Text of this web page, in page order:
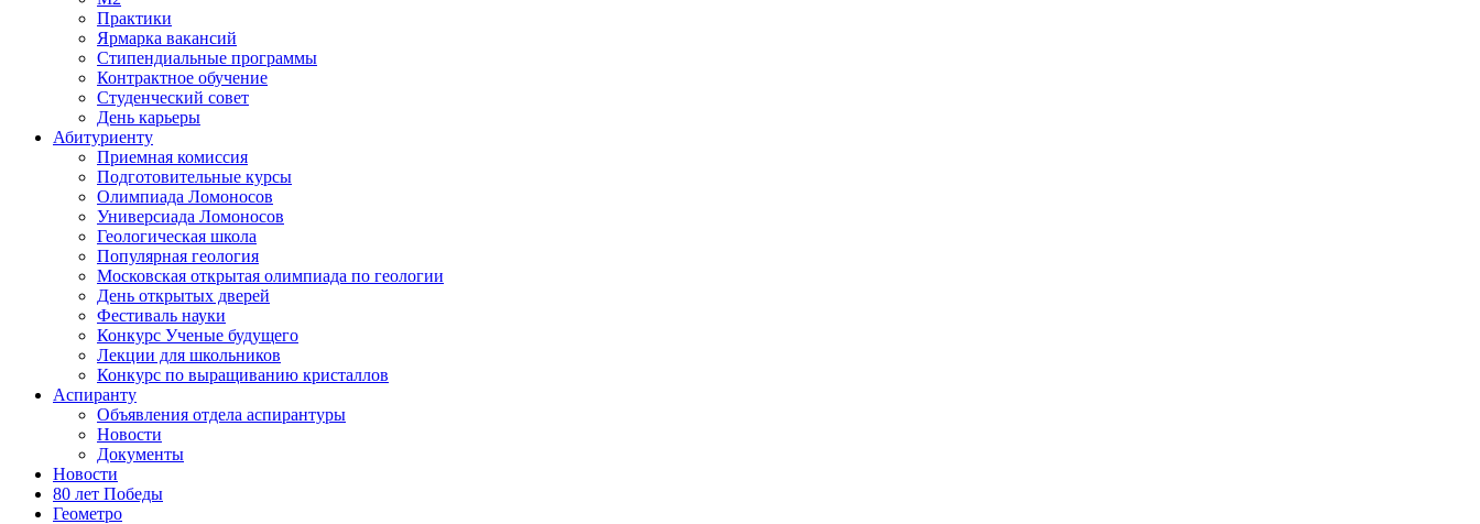
Практики
Ярмарка вакансий
Стипендиальные программы
Контрактное обучение
Студенческий совет
День карьеры
Абитуриенту
Приемная комиссия
Подготовительные курсы
Олимпиада Ломоносов
Универсиада Ломоносов
Геологическая школа
Популярная геология
Московская открытая олимпиада по геологии
День открытых дверей
Фестиваль науки
Конкурс Ученые будущего
Лекции для школьников
Конкурс по выращиванию кристаллов
Аспиранту
Объявления отдела аспирантуры
Новости
Документы
Новости
80 лет Победы
Геометро